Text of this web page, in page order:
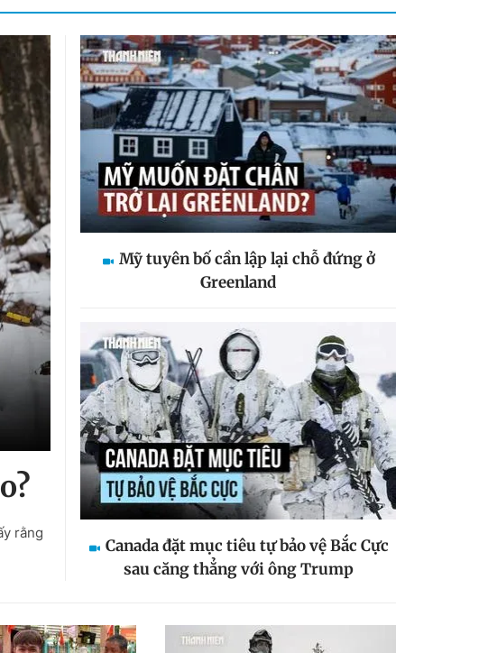
rằng
Mỹ tuyên bố cần lập lại chỗ đứng ở
Greenland
Canada đặt mục tiêu tự bảo vệ Bắc Cực
sau căng thẳng với ông Trump